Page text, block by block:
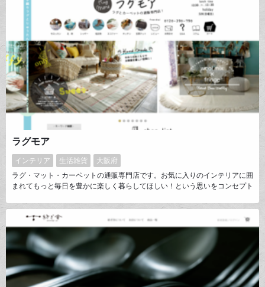
も力を入れています。
ラグモア
インテリア 生活雑貨
大阪府
ラグ・マット・カーペットの通販専門店です。お気に入りのインテリアに囲
まれてもっと毎日を豊かに楽しく暮らしてほしい！という思いをコンセプト
す。トルコ、モロッコ、インド、インドネシアなどからきらめくような 素
敵なアイテムを沢山輸入しております。